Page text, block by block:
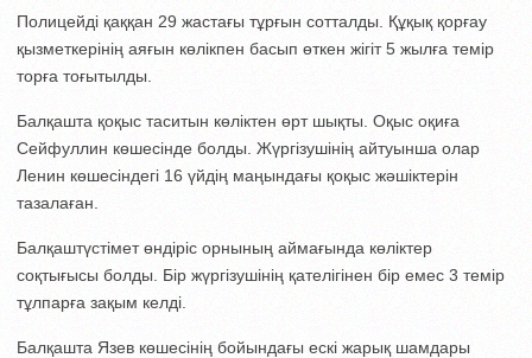
Полицейді қаққан 29 жастағы тұрғын сотталды. Құқық қорғау
қызметкерінің аяғын көлікпен басып өткен жігіт 5 жылға темір
торға тоғытылды.
Балқашта қоқыс таситын көліктен өрт шықты. Оқыс оқиға
Сейфуллин көшесінде болды. Жүргізушінің айтуынша олар
Ленин көшесіндегі 16 үйдің маңындағы қоқыс жәшіктерін
тазалаған.
Балқаштүстімет өндіріс орнының аймағында көліктер
соқтығысы болды. Бір жүргізушінің қателігінен бір емес 3 темір
тұлпарға зақым келді.
Балқашта Язев көшесінің бойындағы ескі жарық шамдары